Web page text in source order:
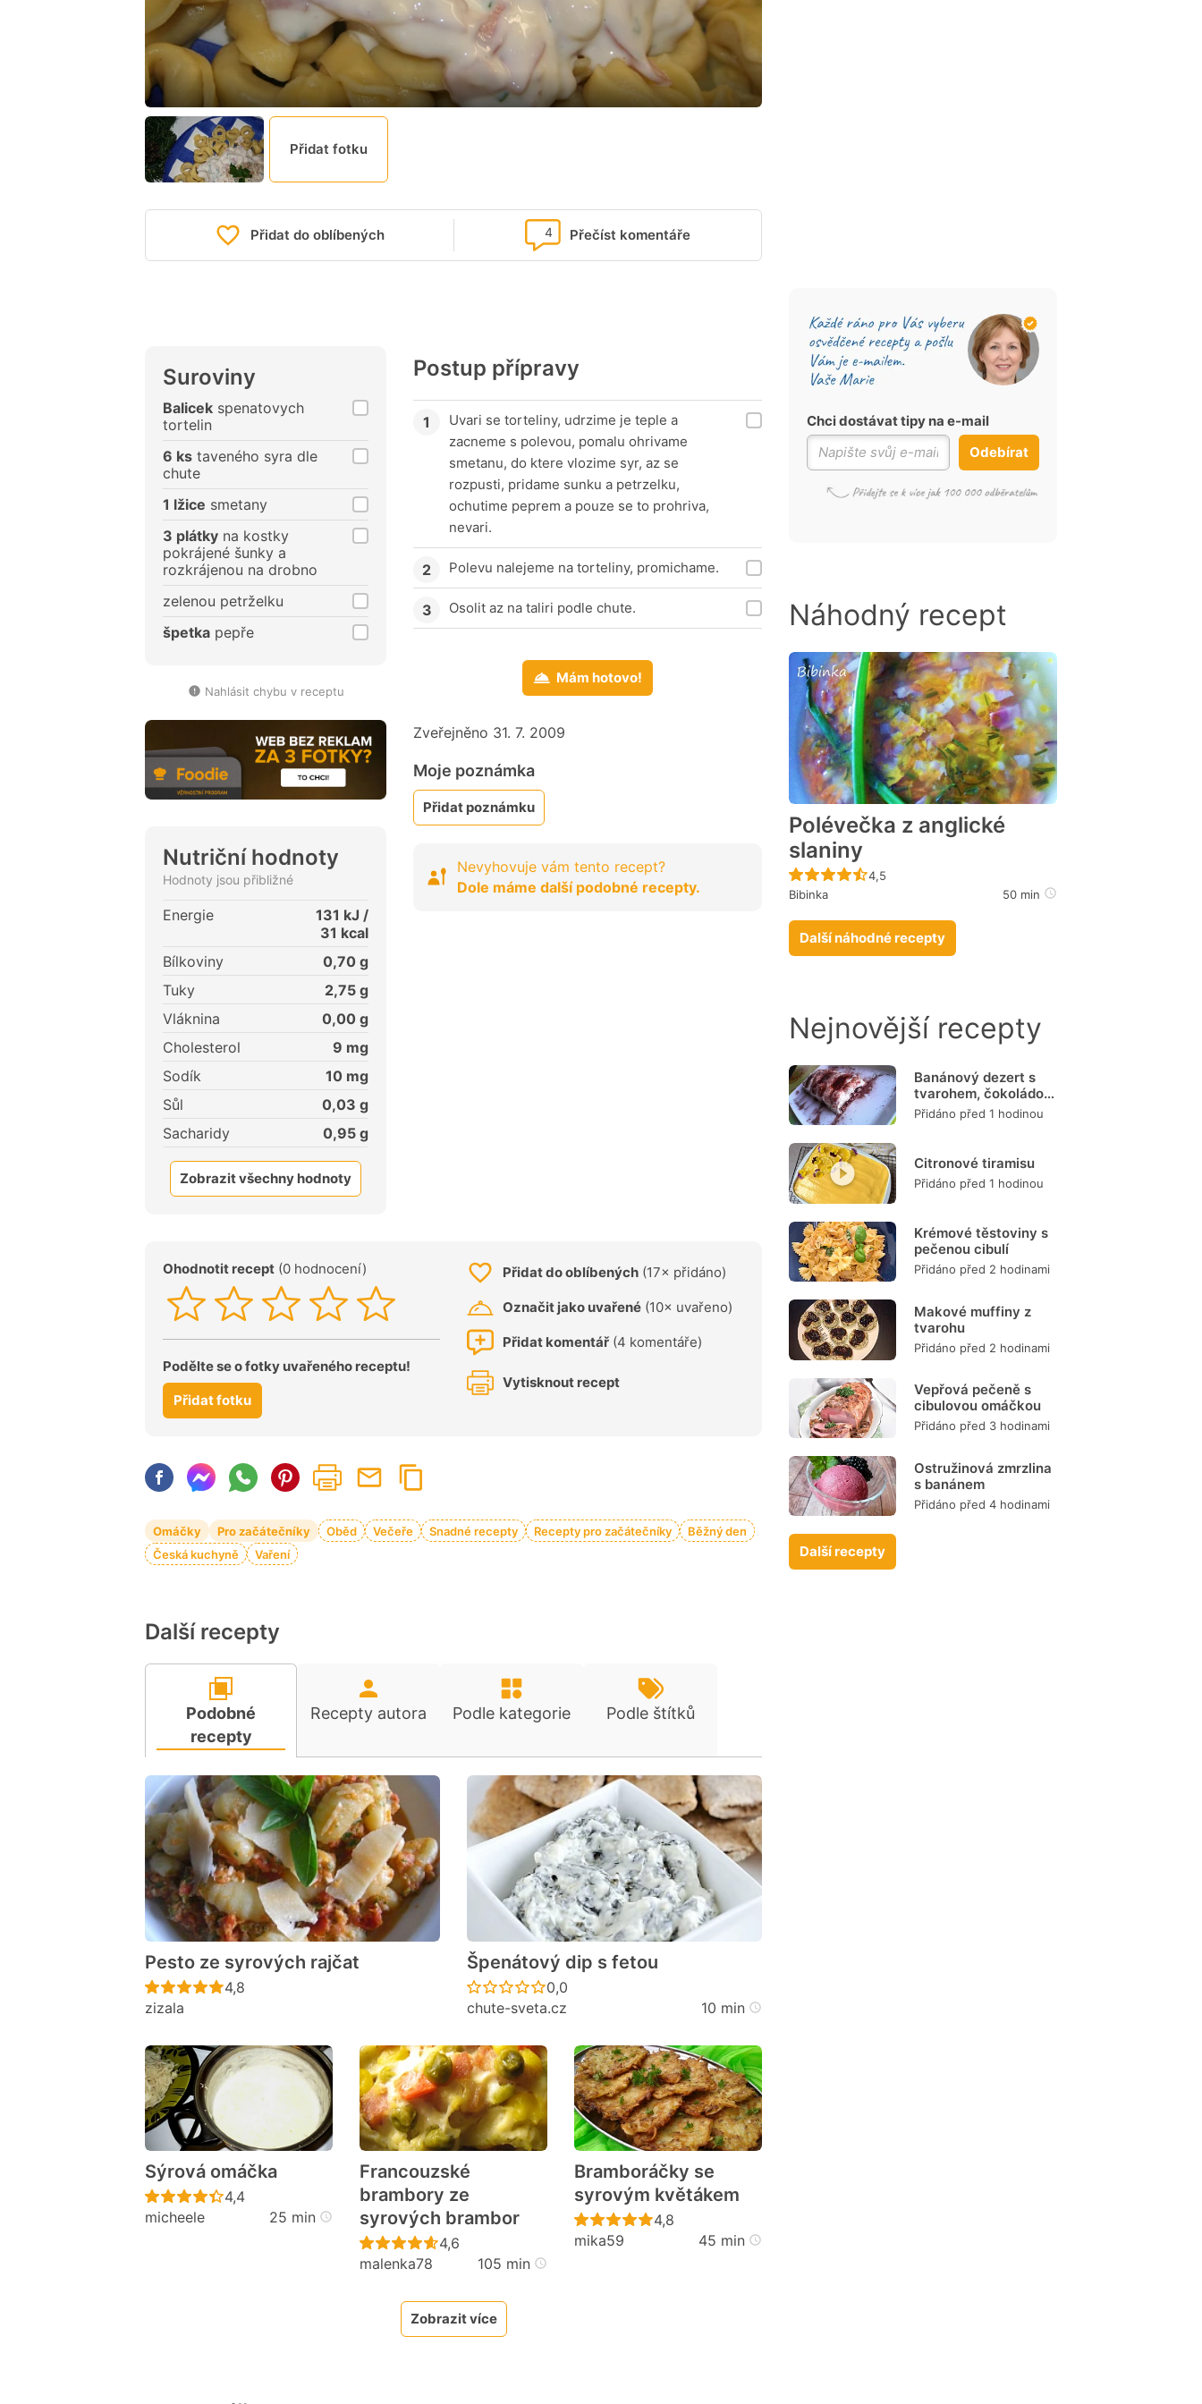
Přidat fotku
Přidat do oblíbených Přečíst komentáře
4
Suroviny
Balicek spenatovych
tortelin
6 ks taveného syra dle
chute
1 lžice smetany
3 plátky na kostky
pokrájené šunky a
rozkrájenou na drobno
zelenou petrželku
špetka pepře
Nahlásit chybu v receptu
Nutriční hodnoty
Hodnoty jsou přibližné
Energie 131 kJ /
31 kcal
Bílkoviny
0,70 g
Tuky
2,75 g
Vláknina
0,00 g
Cholesterol
9 mg
Sodík
10 mg
Sůl
0,03 g
Sacharidy
0,95 g
Zobrazit všechny hodnoty
Postup přípravy
Uvari se torteliny, udrzime je teple a
zacneme s polevou, pomalu ohrivame
smetanu, do ktere vlozime syr, az se
rozpusti, pridame sunku a petrzelku,
ochutime peprem a pouze se to prohriva,
nevari.
Polevu nalejeme na torteliny, promichame.
Osolit az na taliri podle chute.
Mám hotovo!
Zveřejněno 31. 7. 2009
Moje poznámka
Přidat poznámku
Nevyhovuje vám tento recept?
Dole máme další podobné recepty.
Ohodnotit recept (0 hodnocení)
Podělte se o fotky uvařeného receptu!
Přidat fotku
Přidat do oblíbených (17× přidáno)
Označit jako uvařené (10× uvařeno)
Přidat komentář (4 komentáře)
Vytisknout recept
Omáčky Pro začátečníky Oběd Večeře Snadné recepty Recepty pro začátečníky
Běžný den
Česká kuchyně
Vaření
Další recepty
Podobné
recepty
Recepty autora Podle kategorie Podle štítků
Pesto ze syrových rajčat
Recept ještě nebyl hodnocen
4,8
zizala
Špenátový dip s fetou
Recept ještě nebyl hodnocen
0,0
chute-sveta.cz
10 min
Sýrová omáčka
Recept ještě nebyl hodnocen
4,4
micheele
25 min
Francouzské
brambory ze
syrových brambor
Recept ještě nebyl hodnocen
4,6
malenka78
105 min
Bramboráčky se
syrovým květákem
Recept ještě nebyl hodnocen
4,8
mika59
45 min
Zobrazit více
Chci dostávat tipy na e-mail
Odebírat
Náhodný recept
Polévečka z anglické
slaniny
Recept ještě nebyl hodnocen
4,5
Bibinka
50 min
Další náhodné recepty
Nejnovější recepty
Banánový dezert s
tvarohem, čokoládou
a burizony
Přidáno před 1 hodinou
Citronové tiramisu
Přidáno před 1 hodinou
Krémové těstoviny s
pečenou cibulí
Přidáno před 2 hodinami
Makové muffiny z
tvarohu
Přidáno před 2 hodinami
Vepřová pečeně s
cibulovou omáčkou
Přidáno před 3 hodinami
Ostružinová zmrzlina
s banánem
Přidáno před 4 hodinami
Další recepty